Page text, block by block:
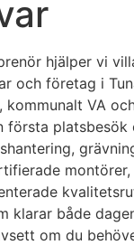
hjälper vi
och företag i
VA
första
montörer,
klarar både
om du